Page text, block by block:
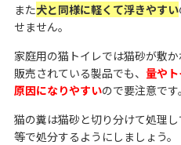
また犬と同様に軽くて浮きやすい
せません。
家庭用の猫トイレでは猫砂が敷
販売されている製品でも、 量や
原因になりやすいので要注意です。
猫の糞は猫砂と切り分けて処理
等で処分するようにしましょう。